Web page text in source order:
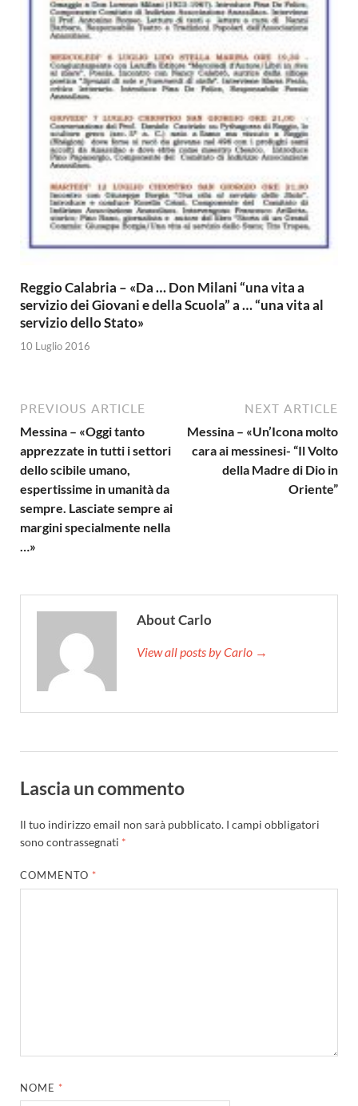
Reggio Calabria – «Da … Don Milani “una vita a
servizio dei Giovani e della Scuola” a … “una vita al
servizio dello Stato»
10 Luglio 2016
PREVIOUS ARTICLE
Messina – «Oggi tanto
apprezzate in tutti i settori
dello scibile umano,
espertissime in umanità da
sempre. Lasciate sempre ai
margini specialmente nella
…»
NEXT ARTICLE
Messina – «Un’Icona molto
cara ai messinesi- “Il Volto
della Madre di Dio in
Oriente”
About Carlo
View all posts by Carlo →
Lascia un commento
Il tuo indirizzo email non sarà pubblicato. I campi obbligatori
sono contrassegnati *
COMMENTO *
NOME *